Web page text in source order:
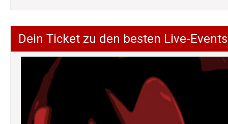
Dein Ticket zu den besten Live-Events